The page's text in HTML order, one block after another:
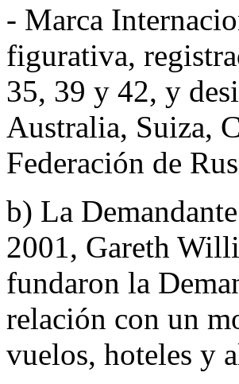
- Marca
figurativa,
35, 39 y 42, y
Australia, Suiza,
Federación de
b) La
2001, Gareth
fundaron la
relación con un
vuelos, hoteles y